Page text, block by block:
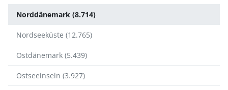
Norddänemark (8.714)
Nordseeküste (12.765)
Ostdänemark (5.439)
Ostseeinseln (3.927)